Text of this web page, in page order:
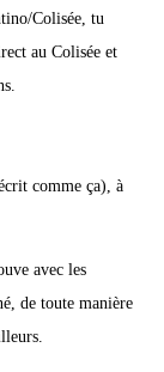
Colisée, tu
au Colisée et
comme ça), à
avec les
de toute manière